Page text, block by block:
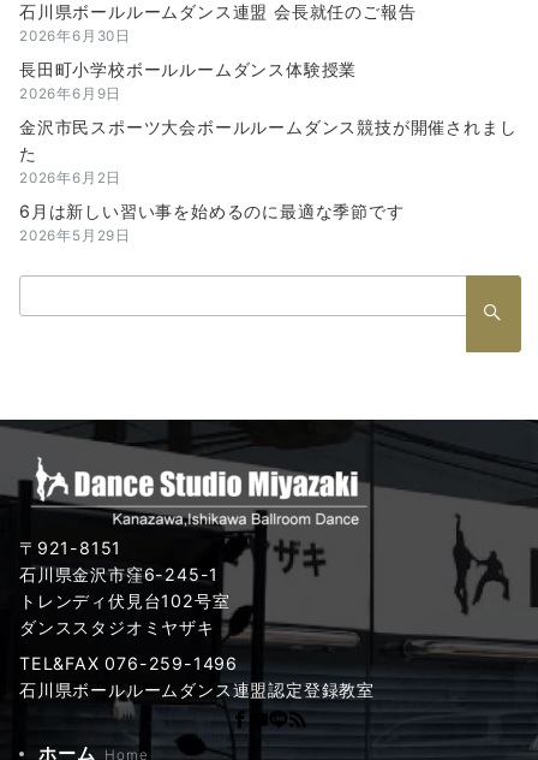
石川県ボールルームダンス連盟 会長就任のご報告
2026年6月30日
長田町小学校ボールルームダンス体験授業
2026年6月9日
金沢市民スポーツ大会ボールルームダンス競技が開催されまし
た
2026年6月2日
6月は新しい習い事を始めるのに最適な季節です
2026年5月29日
索：
〒921-8151
石川県金沢市窪6-245-1
トレンディ伏見台102号室
ダンススタジオミヤザキ
TEL&FAX 076-259-1496
石川県ボールルームダンス連盟認定登録教室
ホーム Home